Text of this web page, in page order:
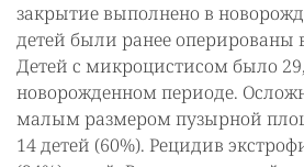
закрытие выполнено в
детей были ранее оперированы
Детей с микроцистисом было
новорожденном периоде.
малым размером пузырной
14 детей (60%). Рецидив